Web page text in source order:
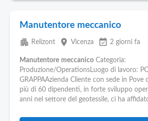
Manutentore meccanico
apartment Relizont place Vicenza event_available 2 giorni fa
Manutentore meccanico Categoria:
Produzione/OperationsLuogo di lavoro:
GRAPPAAzienda Cliente con sede in Pove
più di 60 dipendenti, in forte sviluppo
anni nel settore del geotessile, ci ha